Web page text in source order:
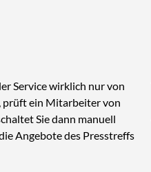
Service wirklich nur von
prüft ein Mitarbeiter von
Sie dann manuell
Angebote des Presstreffs